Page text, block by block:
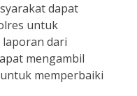
dapat
untuk
dari
mengambil
memperbaiki